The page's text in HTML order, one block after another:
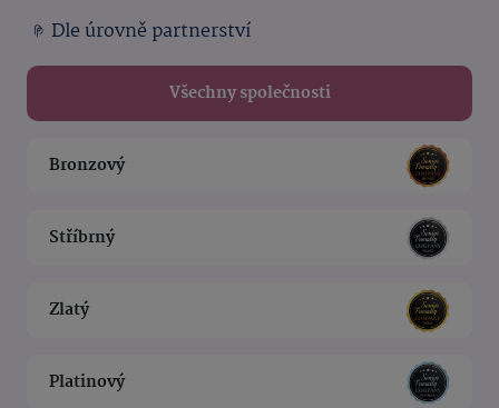
Dle úrovně partnerství
Všechny společnosti
Bronzový
Stříbrný
Zlatý
Platinový